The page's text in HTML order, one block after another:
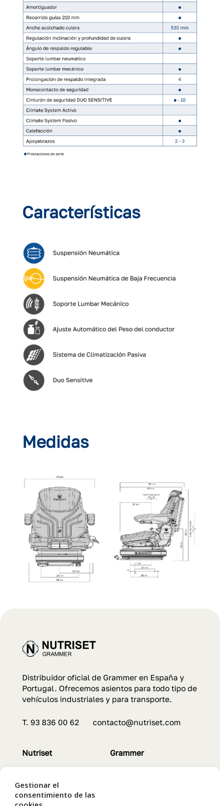
Gestionar el
consentimiento de las
Características
Medidas
Distribuidor oficial de Grammer en España y
Portugal. Ofrecemos asientos para todo tipo de
vehículos industriales y para transporte.
T. 93 836 00 62 contacto@nutriset.com
Nutriset
Contacto
Grammer